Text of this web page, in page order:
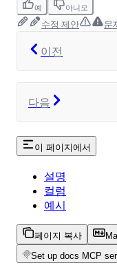
예 아니오
수정 제안 문
이전
다음
이 페이지에서
설명
컬럼
예시
페이지 복사
Set up docs MCP